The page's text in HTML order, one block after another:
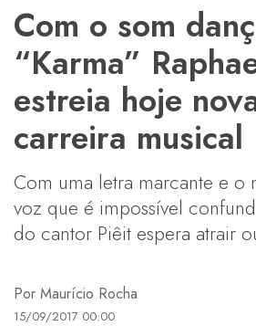
Com o som
“Karma”
estreia hoje
carreira musical
Com uma letra marcante e o
voz que é impossível
do cantor Piêit espera atrair
Por Maurício Rocha
15/09/2017 00:00